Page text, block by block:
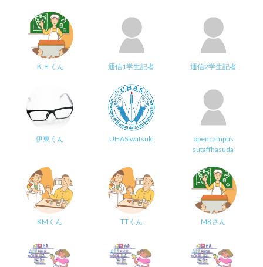
ＫＨくん 通信1学生記者 通信2学生記者
伊東くん UHASiwatsuki
opencampus
sutaffhasuda
KMくん TTくん MKさん